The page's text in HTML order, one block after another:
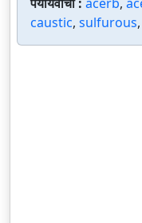
caustic, sulfurous,